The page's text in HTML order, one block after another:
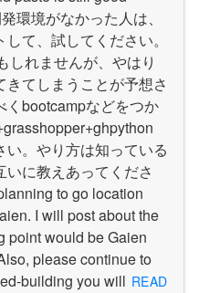
環境がなかった人は、
て、試してください。
しれませんが、やはり
てしまうことが予想さ
くbootcampなどをつか
。やり方は知っている
に教えあってくださ
to go location
I will post about the
point would be Gaien
please continue to
building you will READ